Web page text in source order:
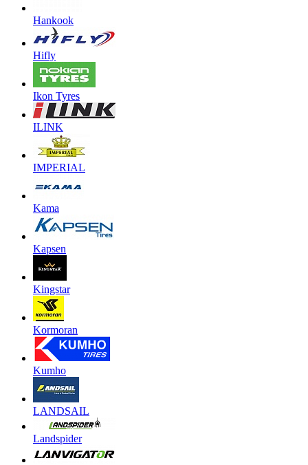
Hankook
Hifly
Ikon Tyres
ILINK
IMPERIAL
Kama
Kapsen
Kingstar
Kormoran
Kumho
LANDSAIL
Landspider